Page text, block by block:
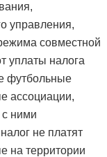
управления,
совместной
уплаты налога
футбольные
ассоциации,
ними
не платят
на территории